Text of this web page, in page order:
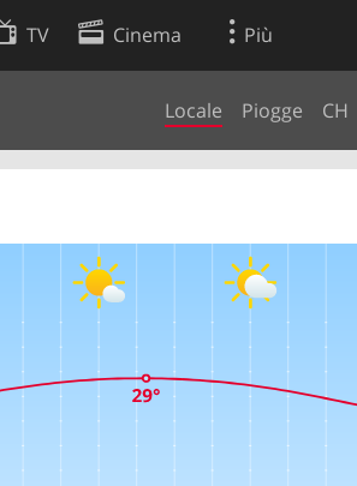
TV Cinema Più
Locale Piogge CH
Ricerca